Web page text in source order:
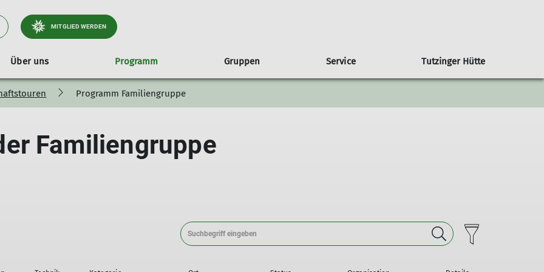
MITGLIED WERDEN
Über uns
Referenten Trainer
Programm
26 Programm Gemeinschaftstouren
Gruppen
Übersicht Jugend- & Familiengruppen
Kinderklettergruppe
Übersicht weitere Gruppen
Service
Jahresheft Geschäftsstelle
Protokolle Mitgliederversammlungen
Wanderwegekonzept Tölzer Land Süd
Klimawandel in den Alpen Klimaschutzbericht
Tutzinger Hütte
Programm Familiengruppe
Familiengruppe